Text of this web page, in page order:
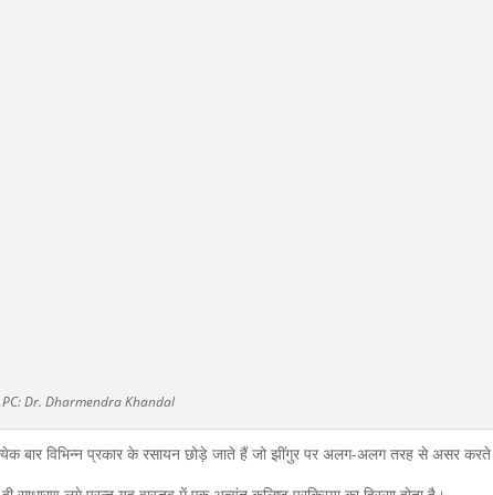
PC: Dr. Dharmendra Khandal
बार विभिन्न प्रकार के रसायन छोड़े जाते हैं जो झींगुर पर अलग-अलग तरह से असर